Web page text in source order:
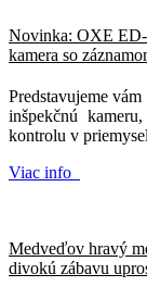
Novinka: OXE ED-
kamera so
Predstavujeme
inšpekčnú
kontrolu v
Viac info
Medveďov hravý
divokú zábavu